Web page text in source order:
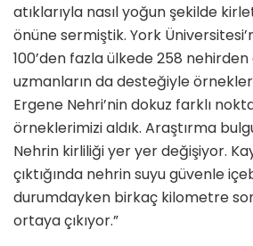
atıklarıyla nasıl yoğun şekilde
önüne sermiştik. York
100’den fazla ülkede 258
uzmanların da desteğiyle
Ergene Nehri’nin dokuz farklı
örneklerimizi aldık. Araştırma
Nehrin kirliliği yer yer değişiyor.
çıktığında nehrin suyu güvenle
durumdayken birkaç kilometre
ortaya çıkıyor.”